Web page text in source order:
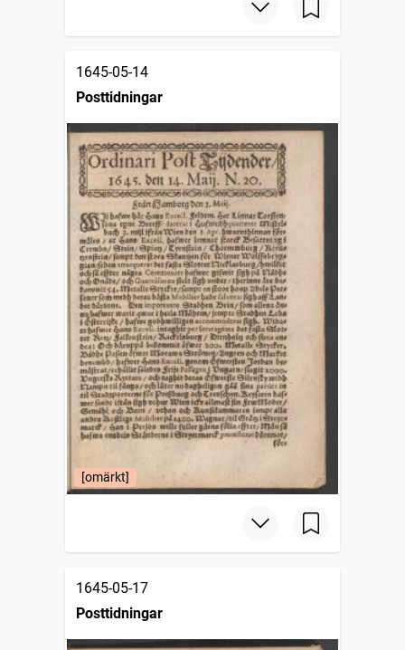
1645-05-14
Posttidningar
[omärkt]
1645-05-17
Posttidningar